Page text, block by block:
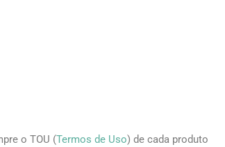
o TOU (Termos de Uso) de cada produto